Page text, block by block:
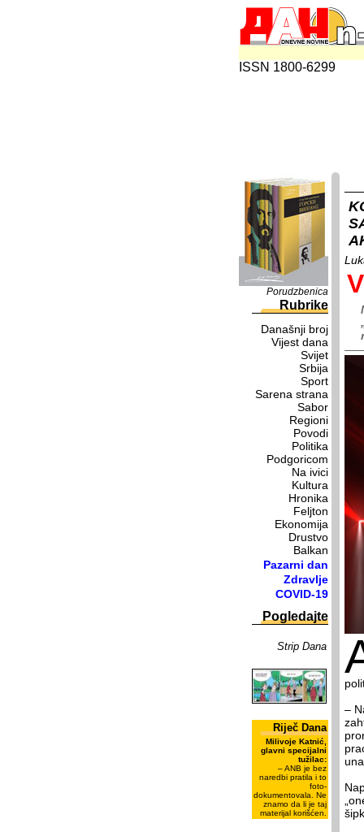
ISSN 1800-6299
Porudzbenica
Rubrike
Današnji broj
Vijest dana
Svijet
Srbija
Sport
Sarena strana
Sabor
Regioni
Povodi
Politika
Podgoricom
Na ivici
Kultura
Hronika
Feljton
Ekonomija
Drustvo
Balkan
Pazarni dan
Zdravlje
COVID-19
Pogledajte
Strip Dana
Riječ Dana
Milivoje Katnić,
glavni specijalni
tužilac:
– ANB je bez
naredbi pratila i to
foto-
dokumentovala. Ne
znamo da li je taj
materijal korišćen.
–